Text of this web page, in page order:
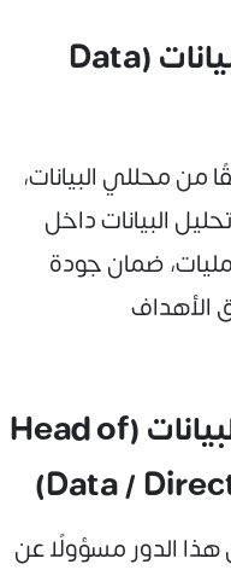
5. رئيس فريق تحليل البيانات (Data
من محللي البيانات،
البيانات داخل
ضمان جودة
الأهداف
6. مدير أو رئيس قسم البيانات (Head of
Data /
الدور مسؤولًا عن